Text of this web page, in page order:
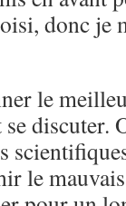
donc je
le
discuter.
le